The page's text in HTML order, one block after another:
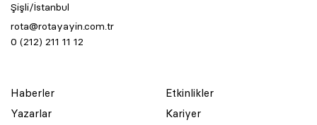
Şişli/İstanbul
rota@rotayayin.com.tr
0 (212) 211 11 12
Haberler
Yazarlar
Etkinlikler
Kariyer